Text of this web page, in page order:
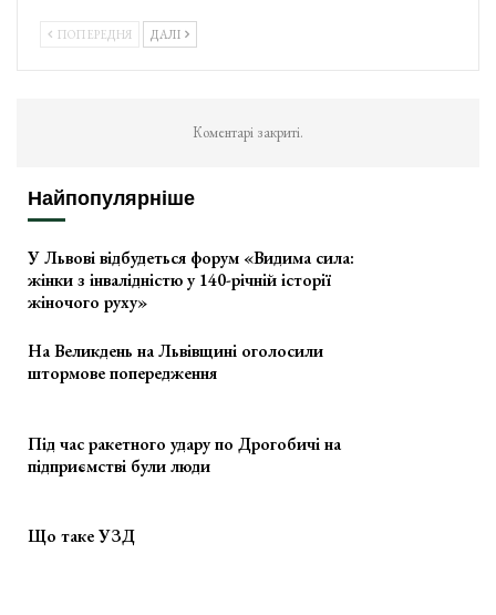
ПОПЕРЕДНЯ ДАЛІ
Коментарі закриті.
Найпопулярніше
У Львові відбудеться форум «Видима сила:
жінки з інвалідністю у 140-річній історії
жіночого руху»
На Великдень на Львівщині оголосили
штормове попередження
Під час ракетного удару по Дрогобичі на
підприємстві були люди
Що таке УЗД